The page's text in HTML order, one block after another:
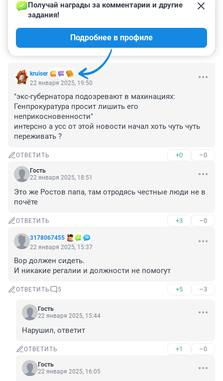
kruiser
Получай награды за комментарии и другие
задания!
Подробнее в профиле
22 января 2025, 19:50
"экс-губернатора подозревают в махинациях:
Генпрокуратура просит лишить его
неприкосновенности"
интерсно а усс от этой новости начал хоть чуть чуть
переживать ?
ОТВЕТИТЬ +0 –0
Гость
22 января 2025, 18:51
Это же Ростов папа, там отродясь честные люди не в
почёте
ОТВЕТИТЬ +3 –0
3178067455
22 января 2025, 15:37
Вор должен сидеть.
И никакие регалии и должности не помогут
ОТВЕТИТЬ 5 +5 –3
Гость
22 января 2025, 15:44
Нарушил, ответит
ОТВЕТИТЬ +1 –0
Гость
22 января 2025, 16:05